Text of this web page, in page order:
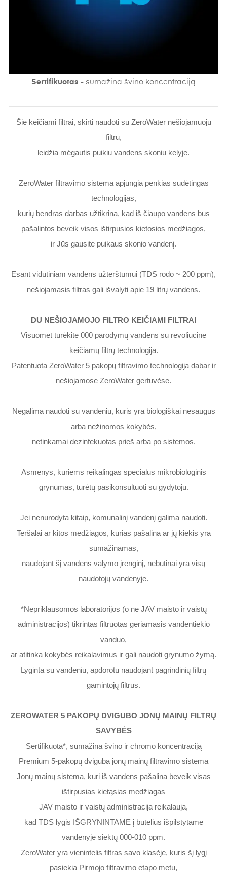
Sertifikuotas - sumažina švino koncentraciją
Šie keičiami filtrai, skirti naudoti su ZeroWater nešiojamuoju
filtru,
leidžia mėgautis puikiu vandens skoniu kelyje.
ZeroWater filtravimo sistema apjungia penkias sudėtingas
technologijas,
kurių bendras darbas užtikrina, kad iš čiaupo vandens bus
pašalintos beveik visos ištirpusios kietosios medžiagos,
ir Jūs gausite puikaus skonio vandenį.
Esant vidutiniam vandens užterštumui (TDS rodo ~ 200 ppm),
nešiojamasis filtras gali išvalyti apie 19 litrų vandens.
DU NEŠIOJAMOJO FILTRO KEIČIAMI FILTRAI
Visuomet turėkite 000 parodymų vandens su revoliucine
keičiamų filtrų technologija.
Patentuota ZeroWater 5 pakopų filtravimo technologija dabar ir
nešiojamose ZeroWater gertuvėse.
Negalima naudoti su vandeniu, kuris yra biologiškai nesaugus
arba nežinomos kokybės,
netinkamai dezinfekuotas prieš arba po sistemos.
Asmenys, kuriems reikalingas specialus mikrobiologinis
grynumas, turėtų pasikonsultuoti su gydytoju.
Jei nenurodyta kitaip, komunalinį vandenį galima naudoti.
Teršalai ar kitos medžiagos, kurias pašalina ar jų kiekis yra
sumažinamas,
naudojant šį vandens valymo įrenginį, nebūtinai yra visų
naudotojų vandenyje.
*Nepriklausomos laboratorijos (o ne JAV maisto ir vaistų
administracijos) tikrintas filtruotas geriamasis vandentiekio
vanduo,
ar atitinka kokybės reikalavimus ir gali naudoti grynumo žymą.
Lyginta su vandeniu, apdorotu naudojant pagrindinių filtrų
gamintojų filtrus.
ZEROWATER 5 PAKOPŲ DVIGUBO JONŲ MAINŲ FILTRŲ
SAVYBĖS
Sertifikuota*, sumažina švino ir chromo koncentraciją
Premium 5-pakopų dviguba jonų mainų filtravimo sistema
Jonų mainų sistema, kuri iš vandens pašalina beveik visas
ištirpusias kietąsias medžiagas
JAV maisto ir vaistų administracija reikalauja,
kad TDS lygis IŠGRYNINTAME į butelius išpilstytame
vandenyje siektų 000-010 ppm.
ZeroWater yra vienintelis filtras savo klasėje, kuris šį lygį
pasiekia Pirmojo filtravimo etapo metu,